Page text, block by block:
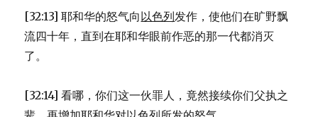
[32:13] 耶和华的怒气向以色列发作，使他们在旷野飘
流四十年，直到在耶和华眼前作恶的那一代都消灭
了。
[32:14] 看哪，你们这一伙罪人，竟然接续你们父执之